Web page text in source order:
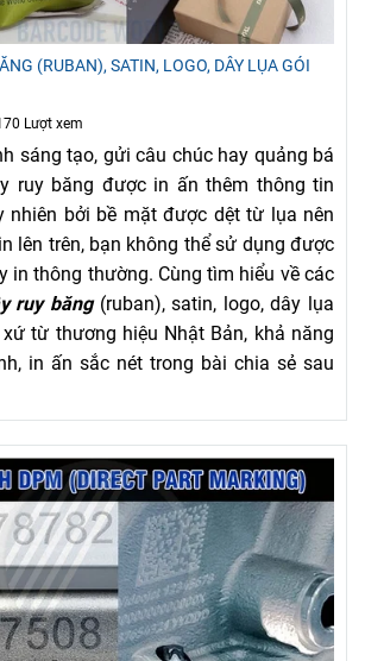
(RUBAN), SATIN, LOGO, DÂY LỤA GÓI
Lượt xem
sáng tạo, gửi câu chúc hay quảng bá
ruy băng được in ấn thêm thông tin
nhiên bởi bề mặt được dệt từ lụa nên
lên trên, bạn không thể sử dụng được
in thông thường. Cùng tìm hiểu về các
ruy băng(ruban), satin, logo, dây lụa
từ thương hiệu Nhật Bản, khả năng
in ấn sắc nét trong bài chia sẻ sau